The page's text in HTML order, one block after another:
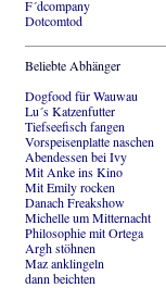
F´dcompany
Dotcomtod
Beliebte Abhänger
Dogfood für Wauwau
Lu´s Katzenfutter
Tiefseefisch fangen
Vorspeisenplatte naschen
Abendessen bei Ivy
Mit Anke ins Kino
Mit Emily rocken
Danach Freakshow
Michelle um Mitternacht
Philosophie mit Ortega
Argh stöhnen
Maz anklingeln
dann beichten